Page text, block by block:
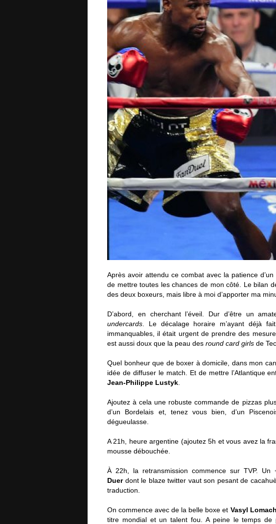
Après avoir attendu ce combat avec la patience
de mettre toutes les chances de mon côté. Le bilan
des deux boxeurs, mais libre à moi d’apporter ma
D’abord, en cherchant l’éveil. Dur d’être un
undercards . Le décalage horaire m’ayant déjà
immanquables, il était urgent de prendre des
est aussi doux que la peau des round card girls de
Quel bonheur que de boxer à domicile, dans mon
idée de diffuser le match. Et de mettre l’Atlantique
Jean-Philippe Lustyk
Ajoutez à cela une robuste commande de pizzas
d’un Bordelais et, tenez vous bien, d’un
dégueulasse.
A 21h, heure argentine (ajoutez 5h et vous avez la
mousse débouchée.
À 22h, la retransmission commence sur TVP. Un
Duerdont le blaze twitter vaut son pesant de
traduction.
On commence avec de la belle boxe et Vasyl
titre mondial et un talent fou. A peine le temps de